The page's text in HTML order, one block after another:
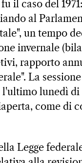
il caso del
al
un tempo
invernale
rapporto
La
lunedì di
come di
Legge